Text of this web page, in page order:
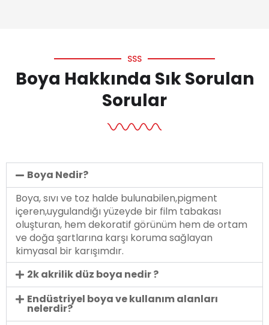
SSS
Boya Hakkında Sık Sorulan
Sorular
Boya Nedir?
Boya, sıvı ve toz halde bulunabilen,pigment
içeren,uygulandığı yüzeyde bir film tabakası
oluşturan, hem dekoratif görünüm hem de ortam
ve doğa şartlarına karşı koruma sağlayan
kimyasal bir karışımdır.
2k akrilik düz boya nedir ?
Endüstriyel boya ve kullanım alanları
nelerdir?